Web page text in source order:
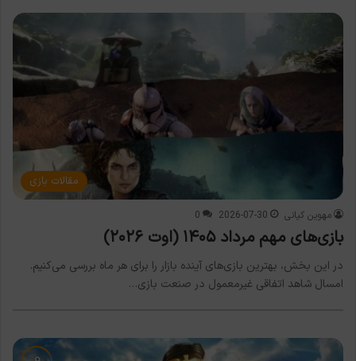
مقالات بازی
مهوین کیانی 2026-07-30
0
بازی‌های مهم مرداد ۱۴۰۵ (اوت ۲۰۲۶)
در این بخش، بهترین بازی‌های آینده بازار را برای هر ماه بررسی می‌کنیم.
امسال شاهد اتفاقی غیرمعمول در صنعت بازی…